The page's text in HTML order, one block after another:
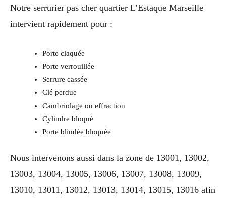
Notre serrurier pas cher quartier L’Estaque Marseille
intervient rapidement pour :
Porte claquée
Porte verrouillée
Serrure cassée
Clé perdue
Cambriolage ou effraction
Cylindre bloqué
Porte blindée bloquée
Nous intervenons aussi dans la zone de 13001, 13002,
13003, 13004, 13005, 13006, 13007, 13008, 13009,
13010, 13011, 13012, 13013, 13014, 13015, 13016 afin